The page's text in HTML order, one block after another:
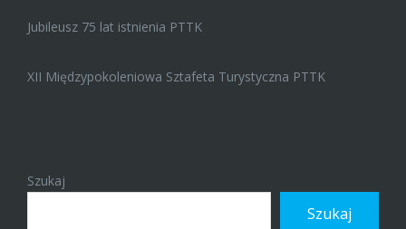
Jubileusz 75 lat istnienia PTTK
XII Międzypokoleniowa Sztafeta Turystyczna PTTK
Szukaj
Szukaj